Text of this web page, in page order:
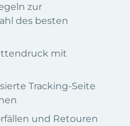
zur
des besten
mit
Tracking-Seite
und Retouren